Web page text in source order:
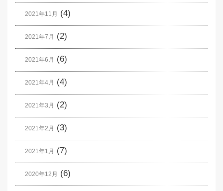
2021年11月 (4)
2021年7月 (2)
2021年6月 (6)
2021年4月 (4)
2021年3月 (2)
2021年2月 (3)
2021年1月 (7)
2020年12月 (6)